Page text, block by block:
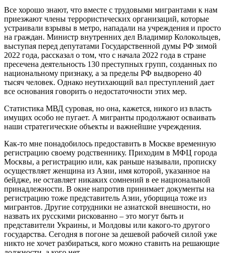
Все хорошо знают, что вместе с трудовыми мигрантами к нам
приезжают члены террористических организаций, которые
устраивали взрывы в метро, нападали на учреждения и просто
на граждан. Министр внутренних дел Владимир Колокольцев,
выступая перед депутатами Государственной думы РФ зимой
2022 года, рассказал о том, что с начала 2022 года в стране
пресечена деятельность 130 преступных групп, созданных по
национальному признаку, а за пределы РФ выдворено 40
тысяч человек. Однако неутихающий вал преступлений дает
все основания говорить о недостаточности этих мер.
Статистика МВД суровая, но она, кажется, никого из власть
имущих особо не пугает. А мигранты продолжают осваивать
наши стратегические объекты и важнейшие учреждения.
Как-то мне понадобилось предоставить в Москве временную
регистрацию своему родственнику. Приходим в МФЦ города
Москвы, а регистрацию или, как раньше называли, прописку
осуществляет женщина из Азии, имя которой, указанное на
бейдже, не оставляет никаких сомнений в ее национальной
принадлежности. В окне напротив принимает документы на
регистрацию тоже представитель Азии, уборщица тоже из
мигрантов. Другие сотрудники не азиатской внешности, но
назвать их русскими рискованно – это могут быть и
представители Украины, и Молдовы или какого-то другого
государства. Сегодня в погоне за дешевой рабочей силой уже
никто не хочет разбираться, кого можно ставить на решающие